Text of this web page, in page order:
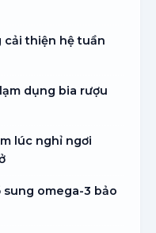
cải thiện hệ tuần
dụng bia rượu
lúc nghỉ ngơi
omega-3 bảo